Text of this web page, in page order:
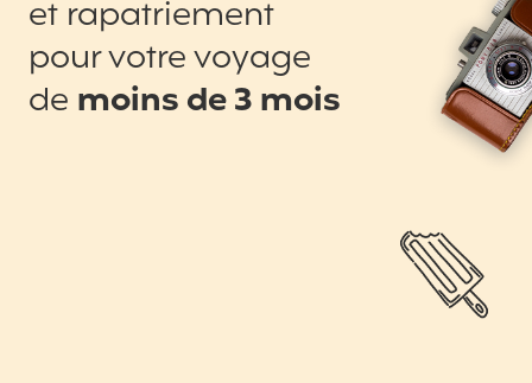
et rapatriement
pour votre voyage
de moins de 3 mois